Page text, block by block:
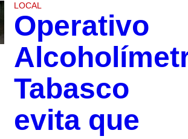
LOCAL
Operativo
Tabasco
evita que